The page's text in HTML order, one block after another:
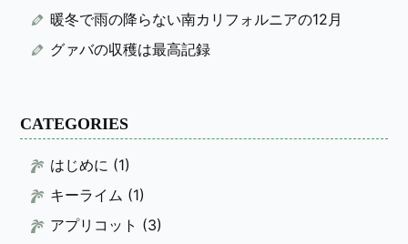
暖冬で雨の降らない南カリフォルニアの12月
グァバの収穫は最高記録
CATEGORIES
はじめに (1)
キーライム (1)
アプリコット (3)